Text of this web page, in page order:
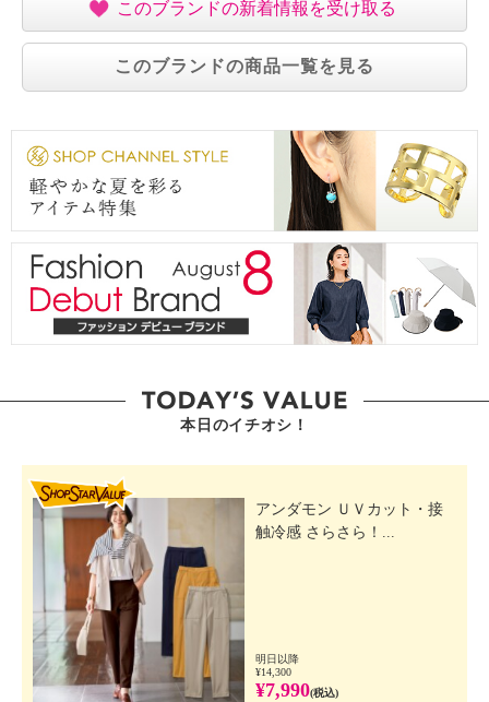
このブランドの新着情報を受け取る
このブランドの商品一覧を見る
本日のイチオシ！
アンダモン ＵＶカット・接
触冷感 さらさら！...
明日以降
¥14,300
¥7,990(税込)